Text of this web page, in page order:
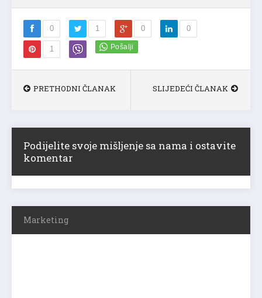
0 1 0 0
1
PRETHODNI ČLANAK SLIJEDEĆI ČLANAK
Podijelite svoje mišljenje sa nama i ostavite
komentar
Marketing